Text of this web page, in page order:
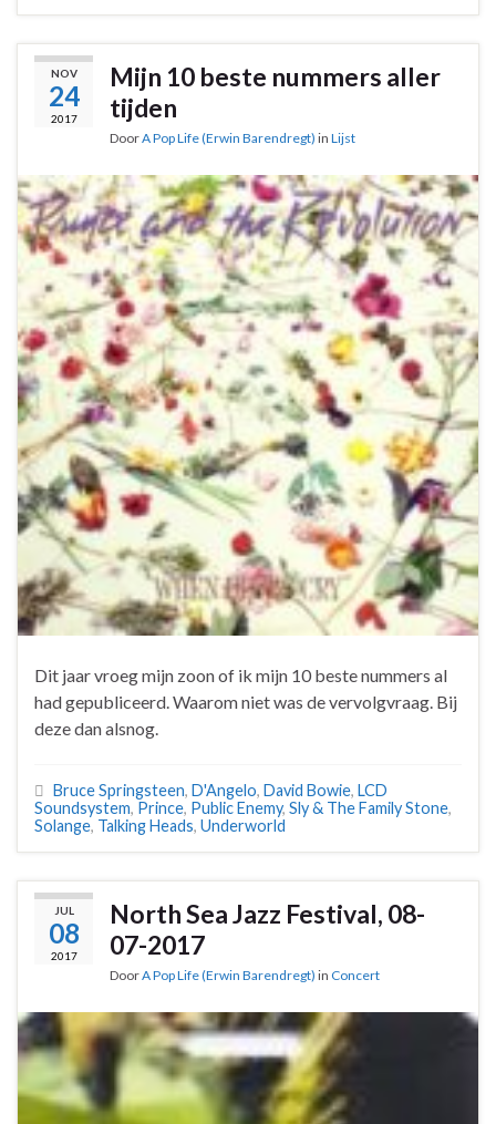
NOV
24
2017
Mijn 10 beste nummers aller
tijden
DoorA Pop Life (Erwin Barendregt) in Lijst
Dit jaar vroeg mijn zoon of ik mijn 10 beste nummers al
had gepubliceerd. Waarom niet was de vervolgvraag. Bij
deze dan alsnog.
Bruce Springsteen, D'Angelo, David Bowie, LCD
Soundsystem, Prince, Public Enemy, Sly & The Family Stone,
Solange, Talking Heads, Underworld
JUL
08
2017
North Sea Jazz Festival, 08-
07-2017
DoorA Pop Life (Erwin Barendregt) in Concert